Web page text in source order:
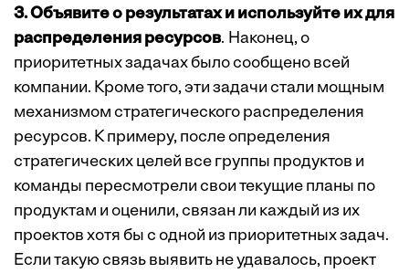
3. Объявите о результатах и используйте их для
распределения ресурсов. Наконец, о
приоритетных задачах было сообщено всей
компании. Кроме того, эти задачи стали мощным
механизмом стратегического распределения
ресурсов. К примеру, после определения
стратегических целей все группы продуктов и
команды пересмотрели свои текущие планы по
продуктам и оценили, связан ли каждый из их
проектов хотя бы с одной из приоритетных задач.
Если такую связь выявить не удавалось, проект